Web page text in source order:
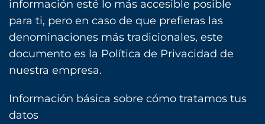
información esté lo más accesible posible
para ti, pero en caso de que prefieras las
denominaciones más tradicionales, este
documento es la Política de Privacidad de
nuestra empresa.
Información básica sobre cómo tratamos tus
datos